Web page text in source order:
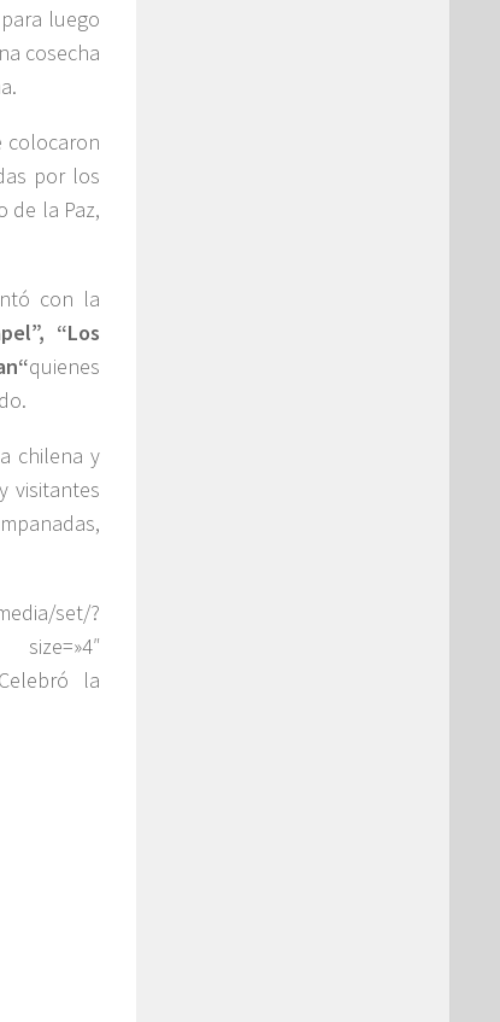
luego
cosecha
colocaron
por los
de la Paz,
con la
“Los
quienes
chilena y
visitantes
set/?
size=»4″
la